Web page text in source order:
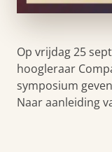
Op vrijdag 25
hoogleraar
symposium
Naar aanleiding